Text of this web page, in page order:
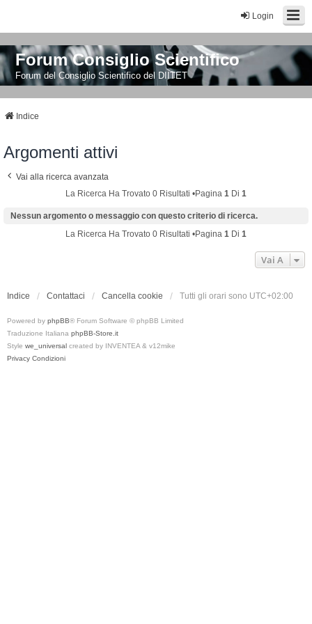
Login
Forum Consiglio Scientifico
Forum del Consiglio Scientifico del DIITET
Indice
Argomenti attivi
Vai alla ricerca avanzata
La Ricerca Ha Trovato 0 Risultati •Pagina 1 Di 1
Nessun argomento o messaggio con questo criterio di ricerca.
La Ricerca Ha Trovato 0 Risultati •Pagina 1 Di 1
Vai A
Indice Contattaci Cancella cookie Tutti gli orari sono UTC+02:00
Powered by phpBB® Forum Software © phpBB Limited
Traduzione Italiana phpBB-Store.it
Style we_universal created by INVENTEA & v12mike
Privacy Condizioni